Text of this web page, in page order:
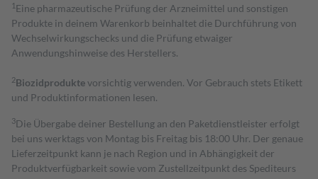
1 Eine pharmazeutische Prüfung der Arzneimittel und sonstigen
Produkte in deinem Warenkorb beinhaltet die Durchführung von
Wechselwirkungschecks und die Prüfung etwaiger
Anwendungshinweise des Herstellers.
2Biozidproduktevorsichtig verwenden. Vor Gebrauch stets Etikett
und Produktinformationen lesen.
3Die Übergabe deiner Bestellung an den Paketdienstleister erfolgt
bei uns werktags von Montag bis Freitag bis 18:00 Uhr. Der genaue
Lieferzeitpunkt kann je nach Region und in Abhängigkeit der
Produktverfügbarkeit sowie vom Zustellzeitpunkt des Spediteurs